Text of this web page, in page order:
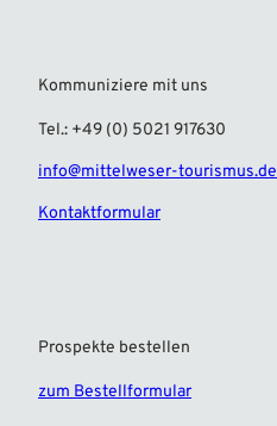
Kommuniziere mit uns
Tel.: +49 (0) 5021 917630
info@mittelweser-tourismus.de
Kontaktformular
Prospekte bestellen
zum Bestellformular